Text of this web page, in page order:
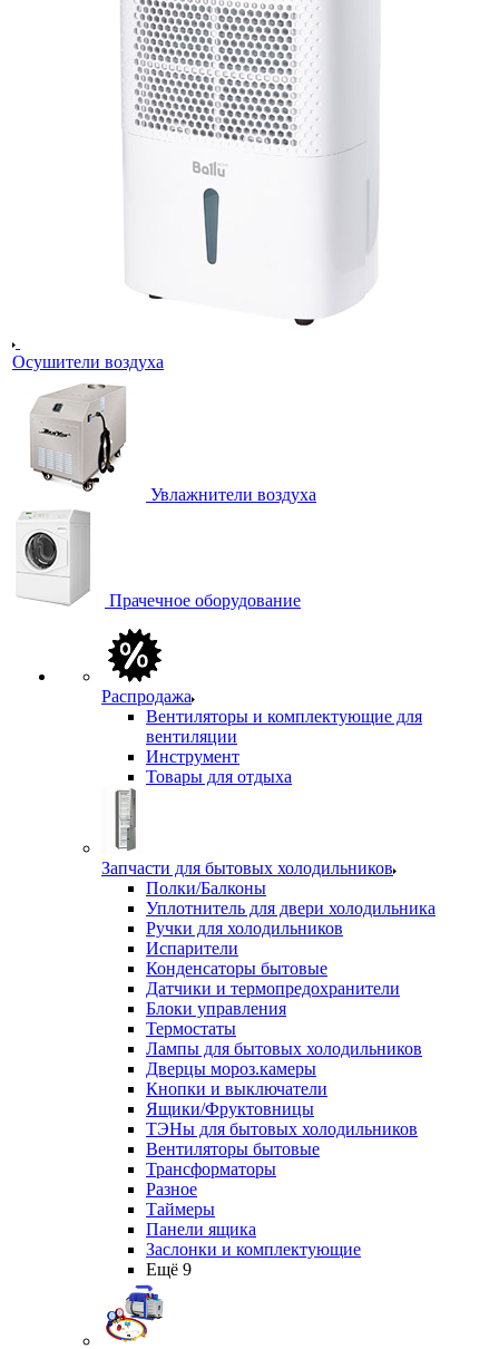
Осушители воздуха
Увлажнители воздуха
Прачечное оборудование
Распродажа
Вентиляторы и комплектующие для
вентиляции
Инструмент
Товары для отдыха
Запчасти для бытовых холодильников
Полки/Балконы
Уплотнитель для двери холодильника
Ручки для холодильников
Испарители
Конденсаторы бытовые
Датчики и термопредохранители
Блоки управления
Термостаты
Лампы для бытовых холодильников
Дверцы мороз.камеры
Кнопки и выключатели
Ящики/Фруктовницы
ТЭНы для бытовых холодильников
Вентиляторы бытовые
Трансформаторы
Разное
Таймеры
Панели ящика
Заслонки и комплектующие
Ещё 9